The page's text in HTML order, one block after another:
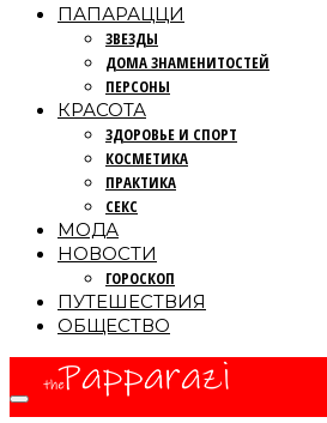
ПАПАРАЦЦИ
ЗВЕЗДЫ
ДОМА ЗНАМЕНИТОСТЕЙ
ПЕРСОНЫ
КРАСОТА
ЗДОРОВЬЕ И СПОРТ
КОСМЕТИКА
ПРАКТИКА
СЕКС
МОДА
НОВОСТИ
ГОРОСКОП
ПУТЕШЕСТВИЯ
ОБЩЕСТВО